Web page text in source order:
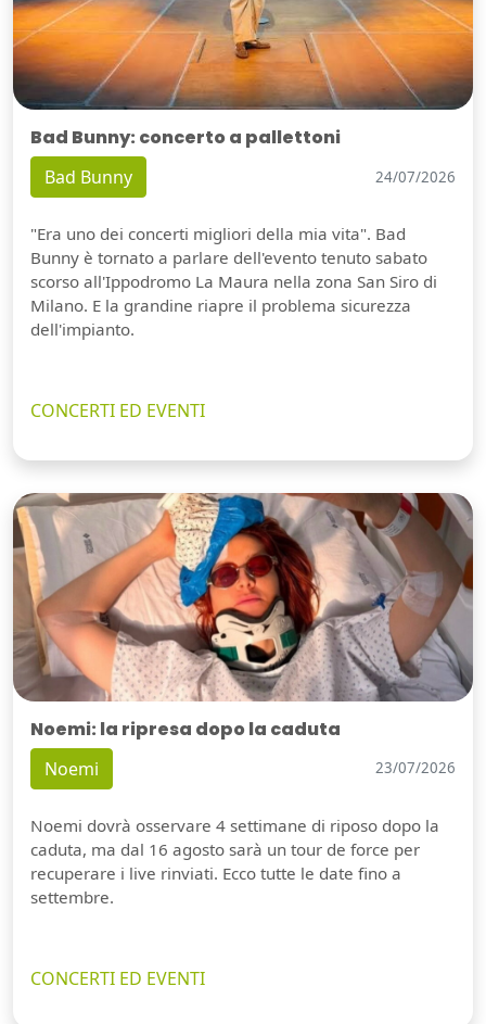
Bad Bunny: concerto a pallettoni
Bad Bunny 24/07/2026
"Era uno dei concerti migliori della mia vita". Bad
Bunny è tornato a parlare dell'evento tenuto sabato
scorso all'Ippodromo La Maura nella zona San Siro di
Milano. E la grandine riapre il problema sicurezza
dell'impianto.
CONCERTI ED EVENTI
Noemi: la ripresa dopo la caduta
Noemi 23/07/2026
Noemi dovrà osservare 4 settimane di riposo dopo la
caduta, ma dal 16 agosto sarà un tour de force per
recuperare i live rinviati. Ecco tutte le date fino a
settembre.
CONCERTI ED EVENTI